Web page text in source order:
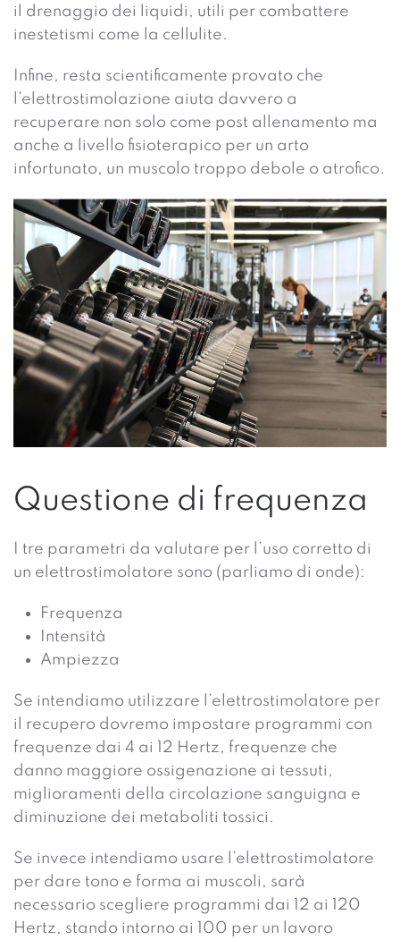
il drenaggio dei liquidi, utili per combattere
inestetismi come la cellulite.
Infine, resta scientificamente provato che
l’elettrostimolazione aiuta davvero a
recuperare non solo come post allenamento ma
anche a livello fisioterapico per un arto
infortunato, un muscolo troppo debole o atrofico.
Questione di frequenza
I tre parametri da valutare per l’uso corretto di
un elettrostimolatore sono (parliamo di onde):
Frequenza
Intensità
Ampiezza
Se intendiamo utilizzare l’elettrostimolatore per
il recupero dovremo impostare programmi con
frequenze dai 4 ai 12 Hertz, frequenze che
danno maggiore ossigenazione ai tessuti,
miglioramenti della circolazione sanguigna e
diminuzione dei metaboliti tossici.
Se invece intendiamo usare l’elettrostimolatore
per dare tono e forma ai muscoli, sarà
necessario scegliere programmi dai 12 ai 120
Hertz, stando intorno ai 100 per un lavoro